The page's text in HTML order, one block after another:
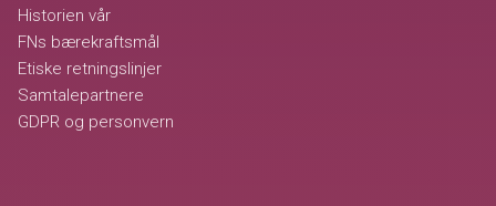
Historien vår
FNs bærekraftsmål
Etiske retningslinjer
Samtalepartnere
GDPR og personvern